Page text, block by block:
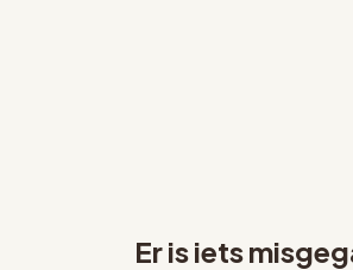
Er is iets